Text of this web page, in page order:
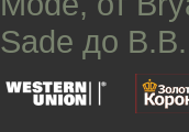
Sade до